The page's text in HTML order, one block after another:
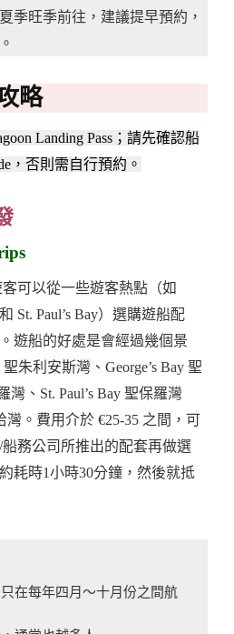
季旺季前往，建議提早預約，
略
Landing Pass；請先確認船
，否則需自行預約。
可以從一些遊客熱點（如
St. Paul’s Bay）選購遊船配
遊船的好處是會經過幾個景
朱利安斯灣、George’s Bay 聖
灣、St. Paul’s Bay 聖保羅灣
灣。費用介於 €25-35 之間，可
務公司所推出的配套再做選
耗時1小時30分鐘，然後就抵
在每年四月～十月份之間航